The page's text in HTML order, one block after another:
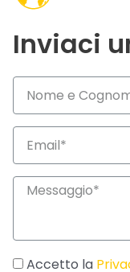
Inviaci
Accetto la